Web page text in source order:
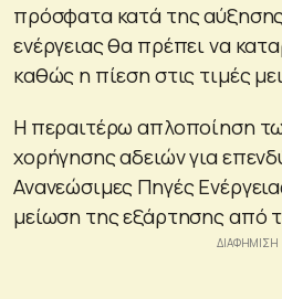
πρόσφατα κατά της
ενέργειας θα πρέπει να
καθώς η πίεση στις τιμές
Η περαιτέρω απλοποίηση
χορήγησης αδειών για
Ανανεώσιμες Πηγές
μείωση της εξάρτησης από